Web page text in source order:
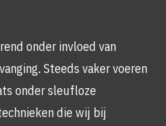
onder invloed van
Steeds vaker voeren
onder sleufloze
die wij bij